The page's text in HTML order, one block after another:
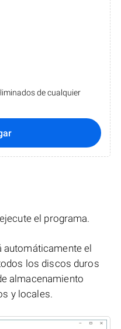
de cualquier
el programa.
automáticamente el
los discos duros
almacenamiento
y locales.